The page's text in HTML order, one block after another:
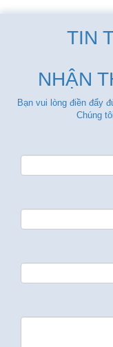
TIN
NHẬN
Bạn vui lòng điền đẩy
Chúng